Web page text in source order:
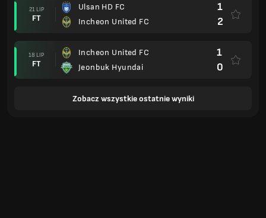
21 LIP
FT
Ulsan HD FC
Incheon United FC
1
2
18 LIP
FT
Incheon United FC
Jeonbuk Hyundai
1
0
Zobacz wszystkie ostatnie wyniki